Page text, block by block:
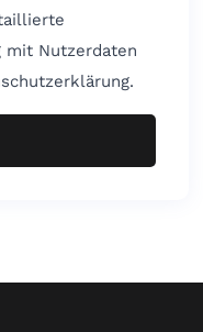
mit Nutzerdaten